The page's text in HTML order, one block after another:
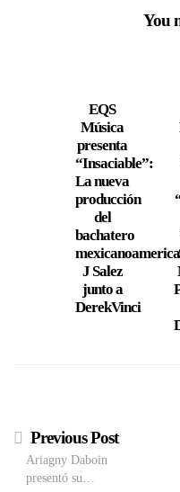
You
EQS
Música
presenta
“Insaciable”:
La nueva
producción
del
bachatero
J Salez
junto a
DerekVinci
Previous Post
Ariagny Daboin
presentó su…